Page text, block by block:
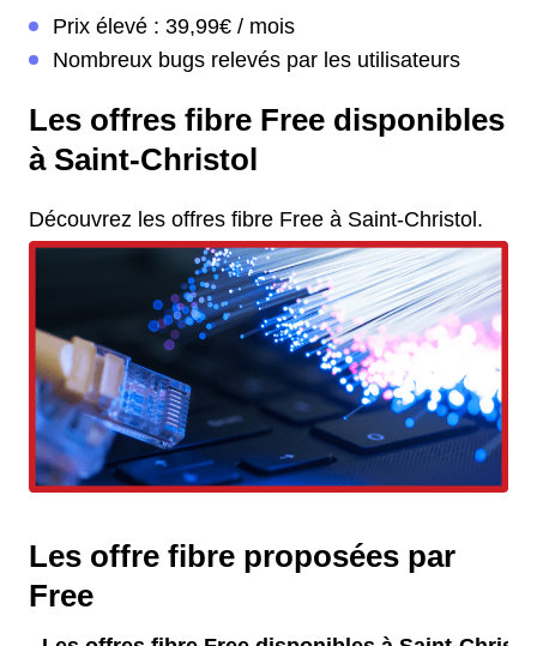
Prix élevé : 39,99€ / mois
Nombreux bugs relevés par les utilisateurs
Les offres fibre Free disponibles
à Saint-Christol
Découvrez les offres fibre Free à Saint-Christol.
Les offre fibre proposées par
Free